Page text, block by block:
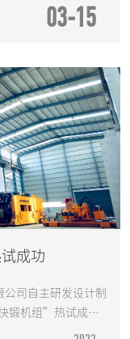
03-15
成功
公司自主研发设计制
锻机组”热试成